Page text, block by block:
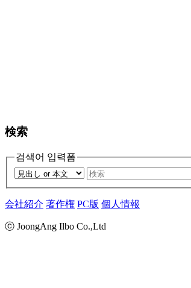
検索
검색어 입력폼
会社紹介 著作権 PC版 個人情報
ⓒ JoongAng Ilbo Co.,Ltd